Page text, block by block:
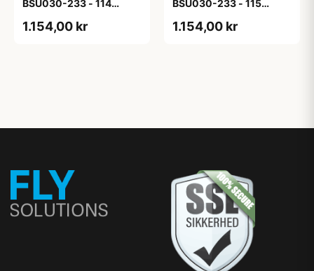
BSU030-233 - 114
m/eg ABS-kant
1.154,00 kr
BSU030-233 - 115
m/sort ABS-kant
1.154,00 kr